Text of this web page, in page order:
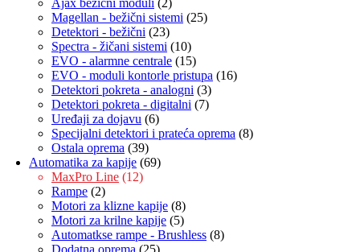
Ajax bežični moduli (2)
Magellan - bežični sistemi (25)
Detektori - bežični (23)
Spectra - žičani sistemi (10)
EVO - alarmne centrale (15)
EVO - moduli kontorle pristupa (16)
Detektori pokreta - analogni (3)
Detektori pokreta - digitalni (7)
Uređaji za dojavu (6)
Specijalni detektori i prateća oprema (8)
Ostala oprema (39)
Automatika za kapije (69)
MaxPro Line (12)
Rampe (2)
Motori za klizne kapije (8)
Motori za krilne kapije (5)
Automatkse rampe - Brushless (8)